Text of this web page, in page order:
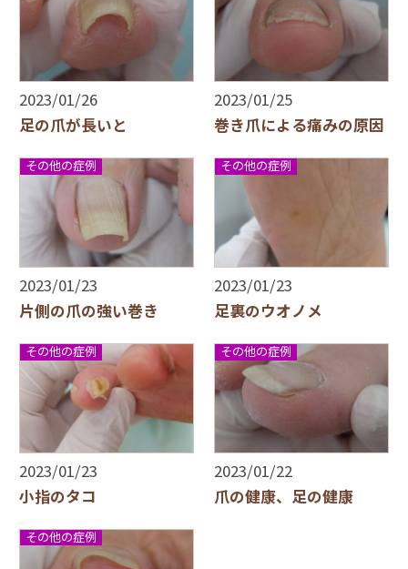
2023/01/26
足の爪が長いと
2023/01/25
巻き爪による痛みの原因
その他の症例
2023/01/23
片側の爪の強い巻き
その他の症例
2023/01/23
足裏のウオノメ
その他の症例
2023/01/23
小指のタコ
その他の症例
2023/01/22
爪の健康、足の健康
その他の症例